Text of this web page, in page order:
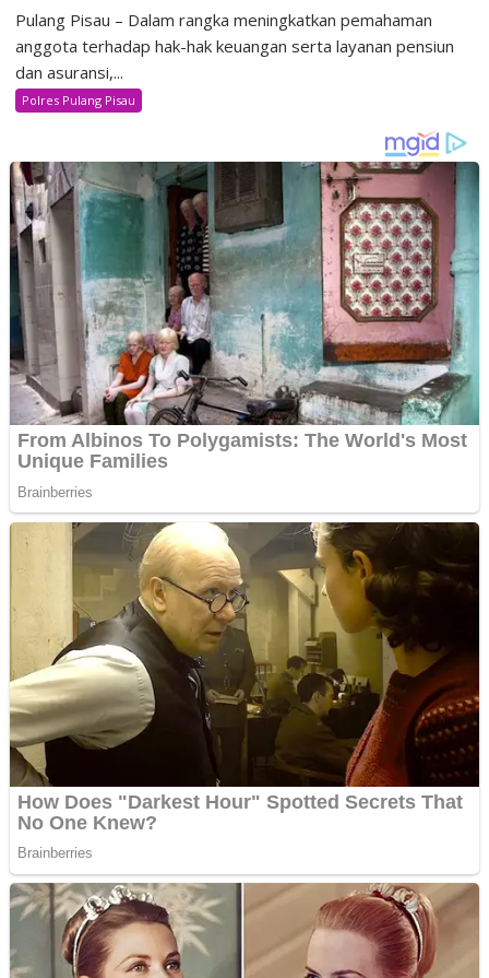
Pulang Pisau – Dalam rangka meningkatkan pemahaman
anggota terhadap hak-hak keuangan serta layanan pensiun
dan asuransi,...
Polres Pulang Pisau